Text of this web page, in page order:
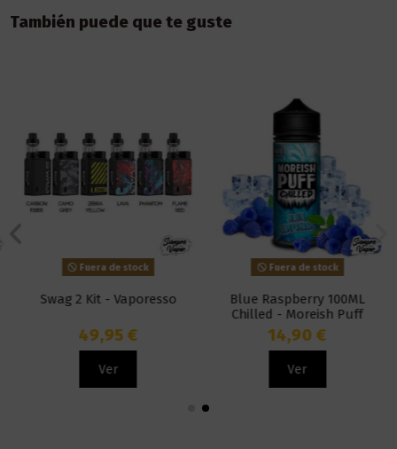
También puede que te guste
Fuera de stock
Swag 2 Kit - Vaporesso
49,95 €
Ver
Fuera de stock
Blue Raspberry 100ML
Chilled - Moreish Puff
14,90 €
Ver